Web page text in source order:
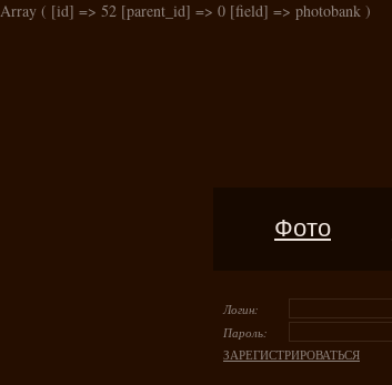
Array ( [id] => 52 [parent_id] => 0 [field] => photobank )
Фото
Логин:
Пароль:
ЗАРЕГИСТРИРОВАТЬСЯ